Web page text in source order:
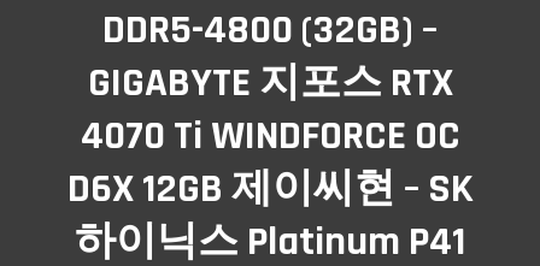
DDR5-4800 (32GB) –
GIGABYTE 지포스 RTX
4070 Ti WINDFORCE OC
D6X 12GB 제이씨현 – SK
하이닉스 Platinum P41